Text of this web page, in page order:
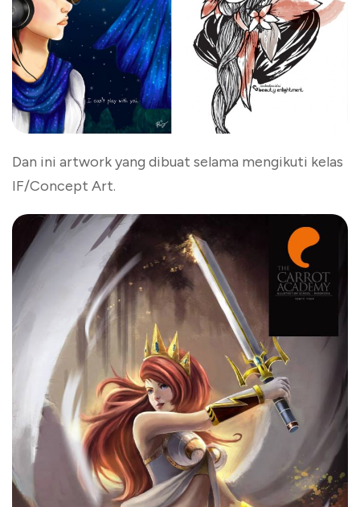
Dan ini artwork yang dibuat selama mengikuti kelas
IF/Concept Art.